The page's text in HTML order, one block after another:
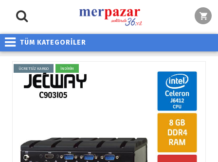
TÜM KATEGORİLER
ÜCRETSİZ KARGO İNDİRİM